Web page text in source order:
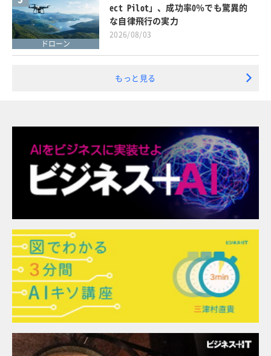
ドローン
ect Pilot」、成功率0％でも驚異的
な自律飛行の実力
2026/08/03
もっと見る